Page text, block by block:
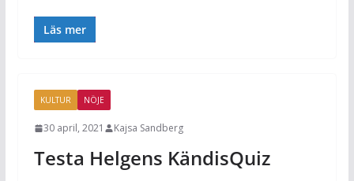
Läs mer
KULTUR NÖJE
30 april, 2021 Kajsa Sandberg
Testa Helgens KändisQuiz